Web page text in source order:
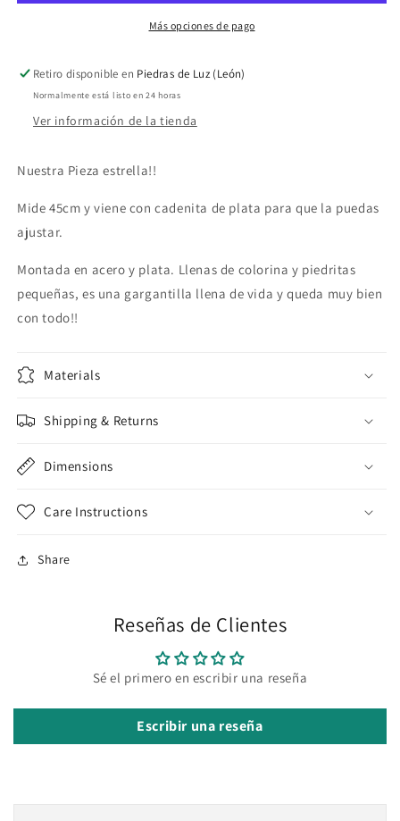
Chakra
Chakra
Multicolor
Más opciones de pago
Retiro disponible en Piedras de Luz (León)
Normalmente está listo en 24 horas
Ver información de la tienda
Nuestra Pieza estrella!!
Mide 45cm y viene con cadenita de plata para que la puedas
ajustar.
Montada en acero y plata. Llenas de colorina y piedritas
pequeñas, es una gargantilla llena de vida y queda muy bien
con todo!!
Materials
Shipping & Returns
Dimensions
Care Instructions
Share
Reseñas de Clientes
Sé el primero en escribir una reseña
Escribir una reseña